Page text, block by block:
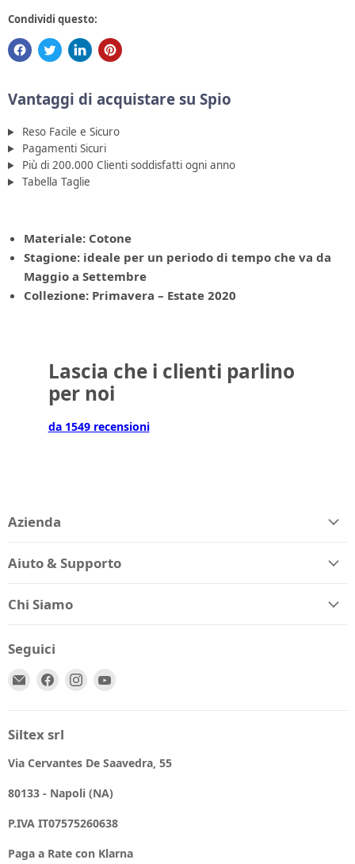
Condividi questo:
Vantaggi di acquistare su Spio
Reso Facile e Sicuro
Pagamenti Sicuri
Più di 200.000 Clienti soddisfatti ogni anno
Tabella Taglie
Materiale: Cotone
Stagione: ideale per un periodo di tempo che va da
Maggio a Settembre
Collezione: Primavera – Estate 2020
Lascia che i clienti parlino
per noi
da 1549 recensioni
Azienda
Aiuto & Supporto
Chi Siamo
Seguici
Email
Trovaci Trovaci
Siltex srl
Via Cervantes De Saavedra, 55
80133 - Napoli (NA)
P.IVA IT07575260638
Paga a Rate con Klarna